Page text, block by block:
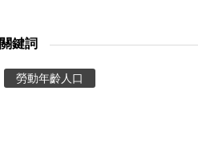
關鍵詞
勞動年齡人口